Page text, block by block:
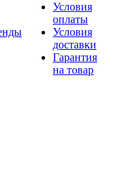
Условия
оплаты
Условия
доставки
Гарантия
на товар